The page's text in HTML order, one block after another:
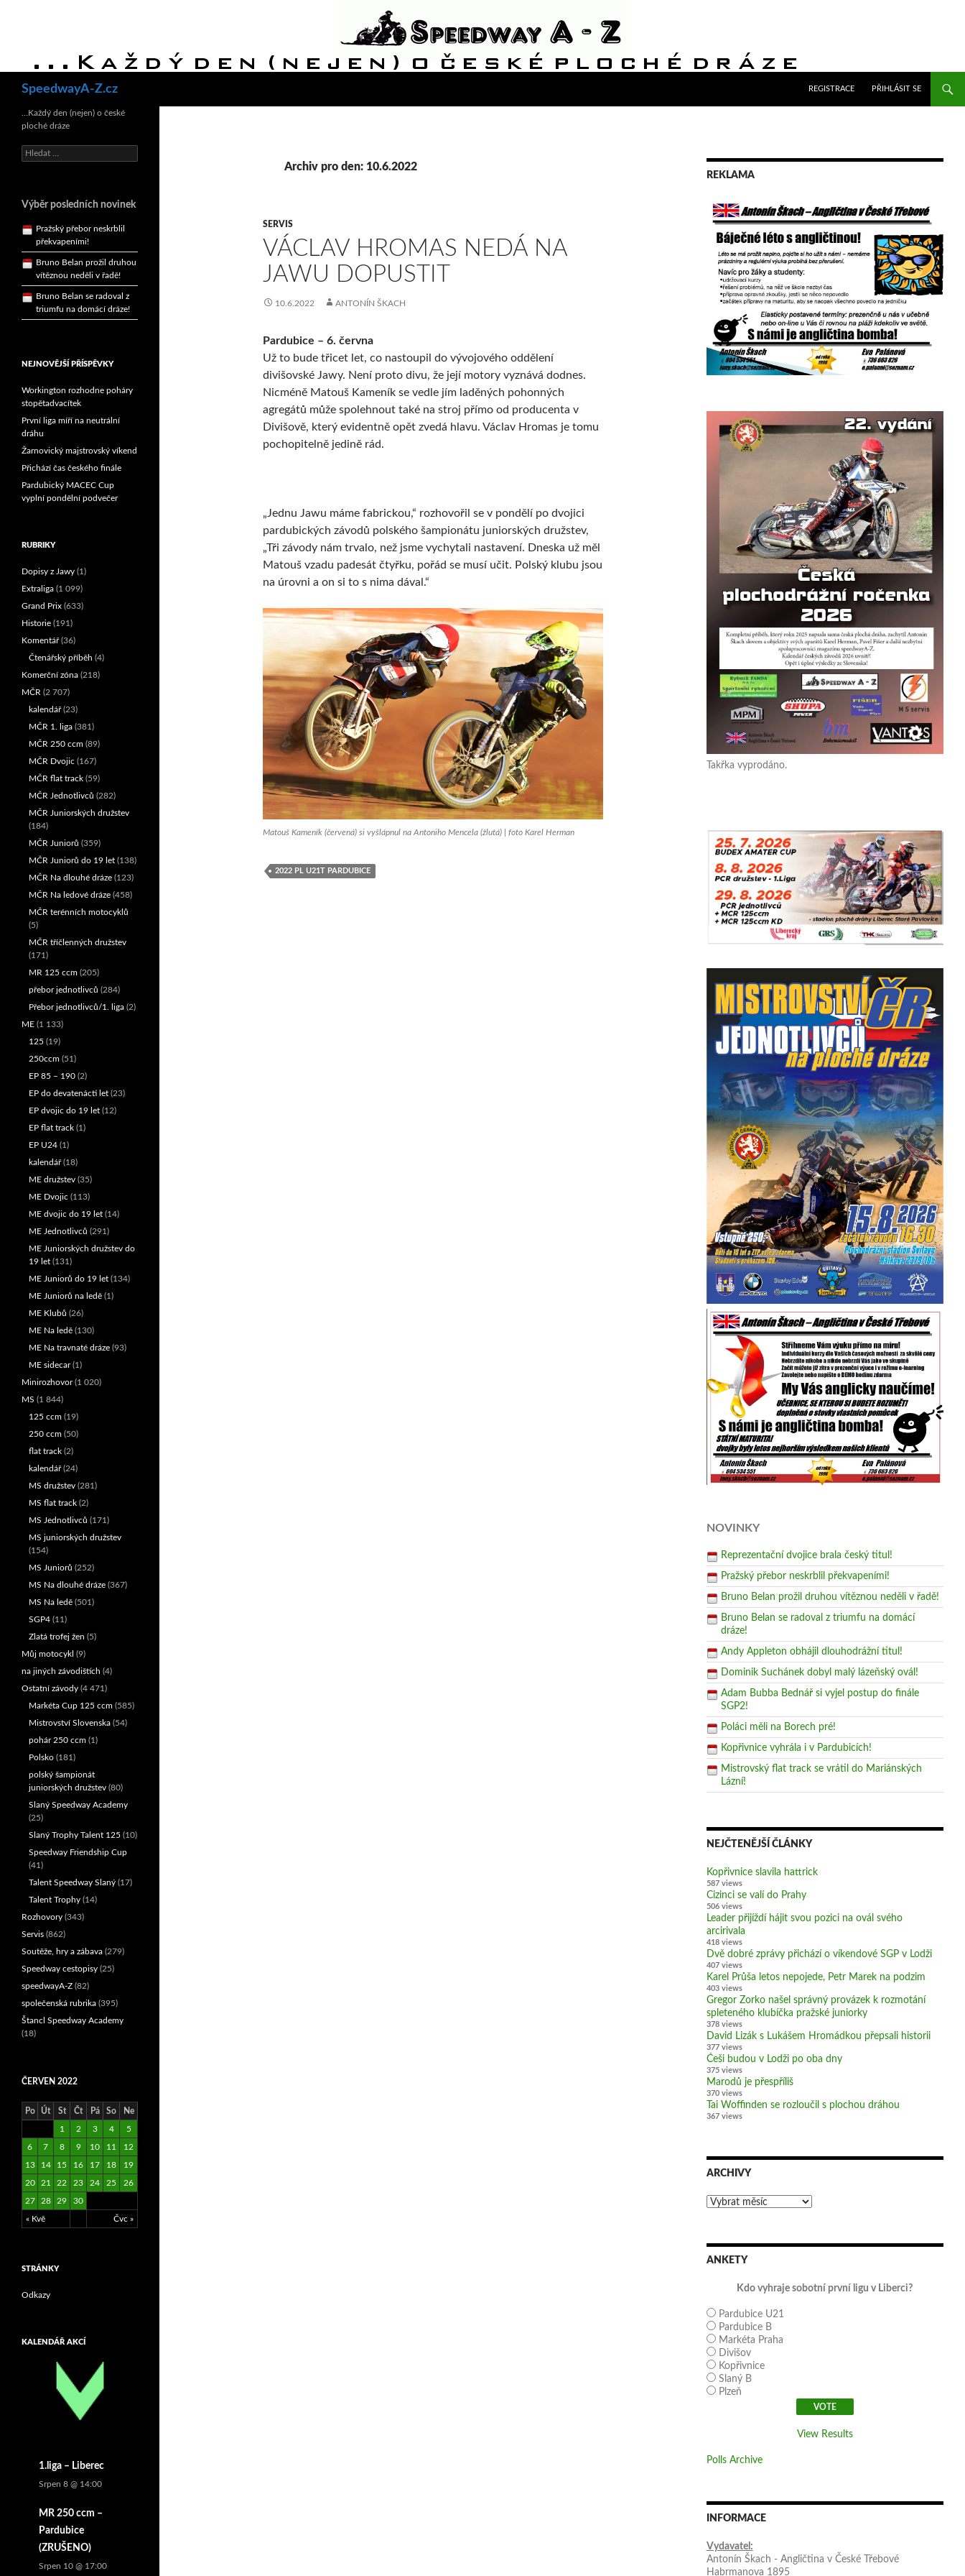
SpeedwayA-Z.cz
REGISTRACE
PŘIHLÁSIT SE
Archiv pro den: 10.6.2022
SERVIS
VÁCLAV HROMAS NEDÁ NA
JAWU DOPUSTIT
10.6.2022 ANTONÍN ŠKACH
Pardubice – 6. června
Už to bude třicet let, co nastoupil do vývojového oddělení
divišovské Jawy. Není proto divu, že její motory vyznává dodnes.
Nicméně Matouš Kameník se vedle jím laděných pohonných
agregátů může spolehnout také na stroj přímo od producenta v
Divišově, který evidentně opět zvedá hlavu. Václav Hromas je tomu
pochopitelně jedině rád.
„Jednu Jawu máme fabrickou,“ rozhovořil se v pondělí po dvojici
pardubických závodů polského šampionátu juniorských družstev,
„Tři závody nám trvalo, než jsme vychytali nastavení. Dneska už měl
Matouš vzadu padesát čtyřku, pořád se musí učit. Polský klubu jsou
na úrovni a on si to s nima dával.“
Matouš Kameník (červená) si vyšlápnul na Antoniho Mencela (žlutá) | foto Karel Herman
2022 PL U21T PARDUBICE
REKLAMA
Takřka vyprodáno.
NOVINKY
Reprezentační dvojice brala český titul!
Pražský přebor neskrblil překvapeními!
Bruno Belan prožil druhou vítěznou neděli v řadě!
Bruno Belan se radoval z triumfu na domácí
dráze!
Andy Appleton obhájil dlouhodrážní titul!
Dominik Suchánek dobyl malý lázeňský ovál!
Adam Bubba Bednář si vyjel postup do finále
SGP2!
Poláci měli na Borech pré!
Kopřivnice vyhrála i v Pardubicích!
Mistrovský flat track se vrátil do Mariánských
Lázní!
NEJČTENĚJŠÍ ČLÁNKY
Kopřivnice slavila hattrick
587 views
Cizinci se valí do Prahy
506 views
Leader přijíždí hájit svou pozici na ovál svého
arcirivala
418 views
Dvě dobré zprávy přichází o víkendové SGP v Lodži
407 views
Karel Průša letos nepojede, Petr Marek na podzim
403 views
Gregor Zorko našel správný provázek k rozmotání
spleteného klubíčka pražské juniorky
378 views
David Lizák s Lukášem Hromádkou přepsali historii
377 views
Češi budou v Lodži po oba dny
375 views
Marodů je přespříliš
370 views
Tai Woffinden se rozloučil s plochou dráhou
367 views
ARCHIVY
Archivy
ANKETY
Kdo vyhraje sobotní první ligu v Liberci?
Pardubice U21
Pardubice B
Markéta Praha
Divišov
Kopřivnice
Slaný B
Plzeň
View Results
Polls Archive
INFORMACE
Vydavatel:
Antonín Škach - Angličtina v České Třebové
Habrmanova 1895
…Každý den (nejen) o české
ploché dráze
Vyhledávání
Výběr posledních novinek
triumfu na domácí dráze!
dlouhodrážní titul!
Pražský přebor neskrblil
Bruno Belan prožil druhou
vítěznou neděli v řadě!
Bruno Belan se radoval z
triumfu na domácí dráze!
Andy Appleton obhájil
dlouhodrážní titul!
NEJNOVĚJŠÍ PŘÍSPĚVKY
Workington rozhodne poháry
stopětadvacítek
První liga míří na neutrální
dráhu
Žarnovický majstrovský víkend
Přichází čas českého finále
Pardubický MACEC Cup
vyplní pondělní podvečer
RUBRIKY
Dopisy z Jawy (1)
Extraliga (1 099)
Grand Prix (633)
Historie (191)
Komentář(36)
Čtenářský příběh (4)
Komerční zóna (218)
MČR (2 707)
kalendář(23)
MČR 1. liga (381)
MČR 250 ccm (89)
MČR Dvojic (167)
MČR flat track (59)
MČR Jednotlivců (282)
MČR Juniorských družstev
(184)
MČR Juniorů (359)
MČR Juniorů do 19 let (138)
MČR Na dlouhé dráze (123)
MČR Na ledové dráze (458)
MČR terénních motocyklů
(5)
MČR tříčlenných družstev
(171)
MR 125 ccm (205)
přebor jednotlivců (284)
Přebor jednotlivců/1. liga (2)
ME (1 133)
125 (19)
250ccm (51)
EP 85 – 190 (2)
EP do devatenácti let (23)
EP dvojic do 19 let (12)
EP flat track (1)
EP U24 (1)
kalendář(18)
ME družstev (35)
ME Dvojic (113)
ME dvojic do 19 let (14)
ME Jednotlivců (291)
ME Juniorských družstev do
19 let (131)
ME Juniorů do 19 let (134)
ME Juniorů na ledě (1)
ME Klubů (26)
ME Na ledě (130)
ME Na travnaté dráze (93)
ME sidecar(1)
Minirozhovor(1 020)
MS (1 844)
125 ccm (19)
250 ccm (50)
flat track (2)
kalendář(24)
MS družstev (281)
MS flat track (2)
MS Jednotlivců (171)
MS juniorských družstev
(154)
MS Juniorů (252)
MS Na dlouhé dráze (367)
MS Na ledě (501)
SGP4 (11)
Zlatá trofej žen (5)
Můj motocykl (9)
na jiných závodištích (4)
Ostatní závody (4 471)
Markéta Cup 125 ccm (585)
Mistrovství Slovenska (54)
pohár 250 ccm (1)
Polsko (181)
polský šampionát
juniorských družstev (80)
Slaný Speedway Academy
(25)
Slaný Trophy Talent 125 (10)
Speedway Friendship Cup
(41)
Talent Speedway Slaný (17)
Talent Trophy (14)
Rozhovory (343)
Servis (862)
Soutěže, hry a zábava (279)
Speedway cestopisy (25)
speedwayA-Z (82)
společenská rubrika (395)
Štancl Speedway Academy
(18)
ČERVEN 2022
Po Út St Čt Pá So Ne
« Kvě Čvc »
1 2 3 4 5
6 7 8 9 10 11 12
13 14 15 16 17 18 19
20 21 22 23 24 25 26
27 28 29 30
STRÁNKY
Odkazy
KALENDÁŘ AKCÍ
1.liga – Liberec
Srpen 8 @ 14:00
MR 250 ccm –
Pardubice
(ZRUŠENO)
Srpen 10 @ 17:00